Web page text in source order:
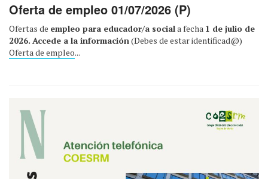
Oferta de empleo 01/07/2026 (P)
Ofertas de empleo para educador/a sociala fecha 1 de julio de
2026. Accede a la información(Debes de estar identificad@)
Oferta de empleo...